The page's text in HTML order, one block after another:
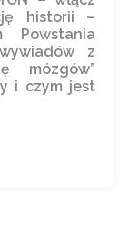
historii –
Powstania
z
mózgów”
i czym jest